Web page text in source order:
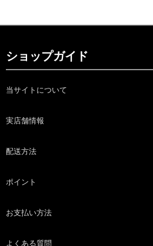
ショップガイド
当サイトについて
実店舗情報
配送方法
ポイント
お支払い方法
よくある質問